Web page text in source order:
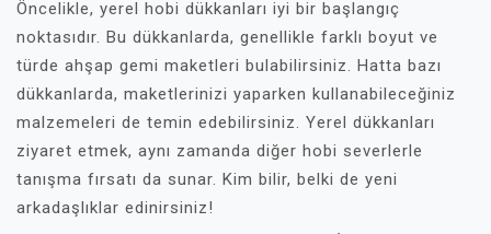
Öncelikle, yerel hobi dükkanları iyi bir başlangıç
noktasıdır. Bu dükkanlarda, genellikle farklı boyut ve
türde ahşap gemi maketleri bulabilirsiniz. Hatta bazı
dükkanlarda, maketlerinizi yaparken kullanabileceğiniz
malzemeleri de temin edebilirsiniz. Yerel dükkanları
ziyaret etmek, aynı zamanda diğer hobi severlerle
tanışma fırsatı da sunar. Kim bilir, belki de yeni
arkadaşlıklar edinirsiniz!